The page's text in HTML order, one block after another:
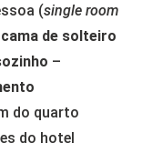
(single room
cama de solteiro
–
do quarto
do hotel